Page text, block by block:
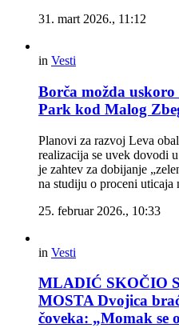
31. mart 2026., 11:12
in Vesti
Borča možda
Park kod Malog
Planovi za razvoj Leva
realizacija se uvek dovodi
je zahtev za dobijanje
na studiju o proceni uticaja
25. februar 2026., 10:33
in Vesti
MLADIĆ SKOČIO
MOSTA Dvojica
čoveka: „Momak se